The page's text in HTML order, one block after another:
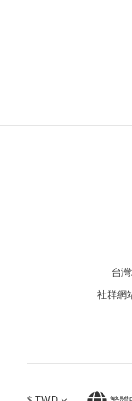
台
社群網